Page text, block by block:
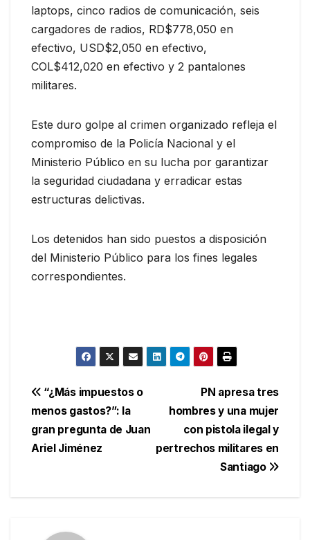
laptops, cinco radios de comunicación, seis
cargadores de radios, RD$778,050 en
efectivo, USD$2,050 en efectivo,
COL$412,020 en efectivo y 2 pantalones
militares.
Este duro golpe al crimen organizado refleja el
compromiso de la Policía Nacional y el
Ministerio Público en su lucha por garantizar
la seguridad ciudadana y erradicar estas
estructuras delictivas.
Los detenidos han sido puestos a disposición
del Ministerio Público para los fines legales
correspondientes.
Navegación
de
entradas
PN apresa tres
hombres y una mujer
con pistola ilegal y
pertrechos militares en
Santiago
“¿Más impuestos o
menos gastos?”: la
gran pregunta de Juan
Ariel Jiménez